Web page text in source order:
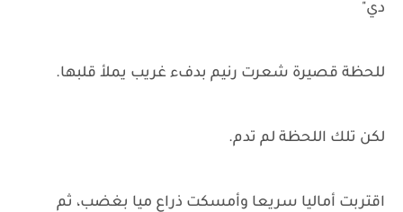
دي"
للحظة قصيرة شعرت رنيم بدفء غريب يملأ قلبها.
لكن تلك اللحظة لم تدم.
اقتربت أماليا سريعا وأمسكت ذراع ميا بغضب، ثم